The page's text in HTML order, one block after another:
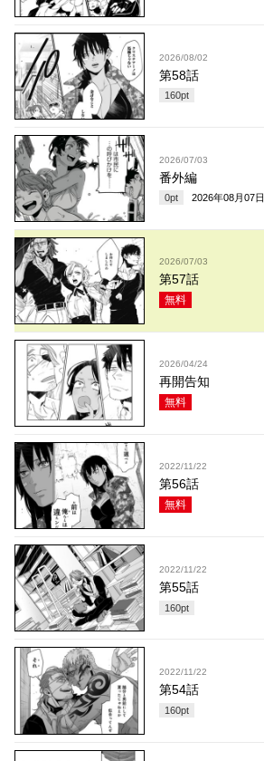
2026/08/02
第58話
160pt
2026/07/03
番外編
0pt 2026年08月07日
2026/07/03
第57話
無料
2026/04/24
再開告知
無料
2022/11/22
第56話
無料
2022/11/22
第55話
160pt
2022/11/22
第54話
160pt